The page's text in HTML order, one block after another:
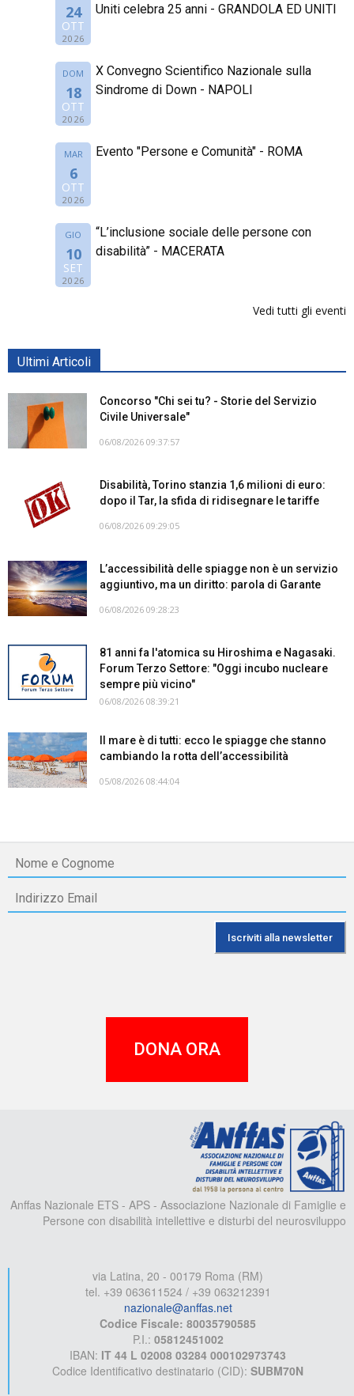
24
OTT
2026
Uniti celebra 25 anni - GRANDOLA ED UNITI
DOM
18
OTT
2026
X Convegno Scientifico Nazionale sulla
Sindrome di Down - NAPOLI
MAR
6
OTT
2026
Evento "Persone e Comunità" - ROMA
GIO
10
SET
2026
“L’inclusione sociale delle persone con
disabilità” - MACERATA
Vedi tutti gli eventi
Ultimi Articoli
Concorso "Chi sei tu? - Storie del Servizio
Civile Universale"
06/08/2026 09:37:57
Disabilità, Torino stanzia 1,6 milioni di euro:
dopo il Tar, la sfida di ridisegnare le tariffe
06/08/2026 09:29:05
L’accessibilità delle spiagge non è un servizio
aggiuntivo, ma un diritto: parola di Garante
06/08/2026 09:28:23
81 anni fa l'atomica su Hiroshima e Nagasaki.
Forum Terzo Settore: "Oggi incubo nucleare
sempre più vicino"
06/08/2026 08:39:21
Il mare è di tutti: ecco le spiagge che stanno
cambiando la rotta dell’accessibilità
05/08/2026 08:44:04
DONA ORA
Anffas Nazionale ETS - APS - Associazione Nazionale di Famiglie e
Persone con disabilità intellettive e disturbi del neurosviluppo
via Latina, 20 - 00179 Roma (RM)
tel. +39 063611524 / +39 063212391
nazionale@anffas.net
Codice Fiscale: 80035790585
P.I.: 05812451002
IBAN: IT 44 L 02008 03284 000102973743
Codice Identificativo destinatario (CID): SUBM70N